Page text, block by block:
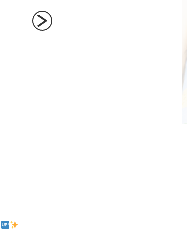
Next